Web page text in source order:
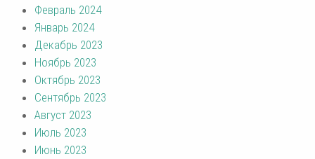
Февраль 2024
Январь 2024
Декабрь 2023
Ноябрь 2023
Октябрь 2023
Сентябрь 2023
Август 2023
Июль 2023
Июнь 2023